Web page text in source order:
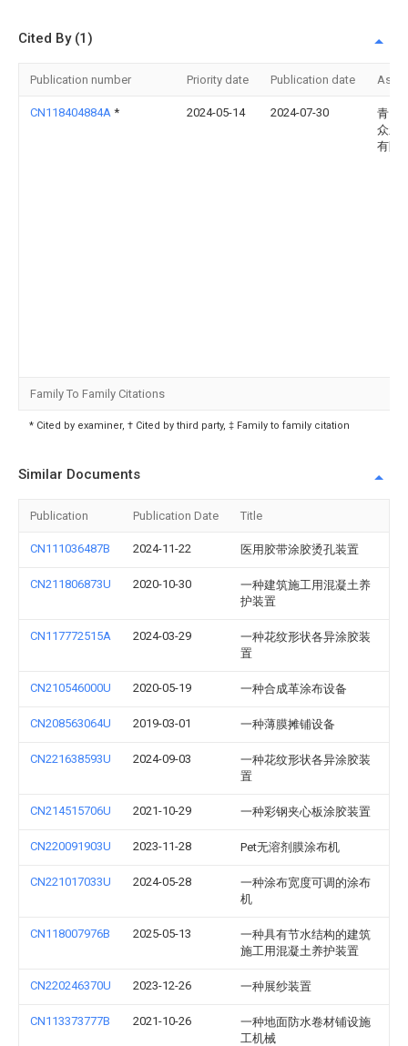
Cited By (1)
Publication number Priority date Publication date
CN118404884A * 2024-05-14 2024-07-30
青岛
众新
有限
Family To Family Citations
* Cited by examiner, † Cited by third party, ‡ Family to family citation
Similar Documents
Publication Publication Date Title
CN111036487B 2024-11-22 医用胶带涂胶烫孔装置
CN211806873U 2020-10-30
一种建筑施工用混凝土养
护装置
CN117772515A 2024-03-29
一种花纹形状各异涂胶装
置
CN210546000U 2020-05-19 一种合成革涂布设备
CN208563064U 2019-03-01 一种薄膜摊铺设备
CN221638593U 2024-09-03
一种花纹形状各异涂胶装
置
CN214515706U 2021-10-29 一种彩钢夹心板涂胶装置
CN220091903U 2023-11-28 Pet无溶剂膜涂布机
CN221017033U 2024-05-28
一种涂布宽度可调的涂布
机
CN118007976B 2025-05-13
一种具有节水结构的建筑
施工用混凝土养护装置
CN220246370U 2023-12-26 一种展纱装置
CN113373777B 2021-10-26
一种地面防水卷材铺设施
工机械